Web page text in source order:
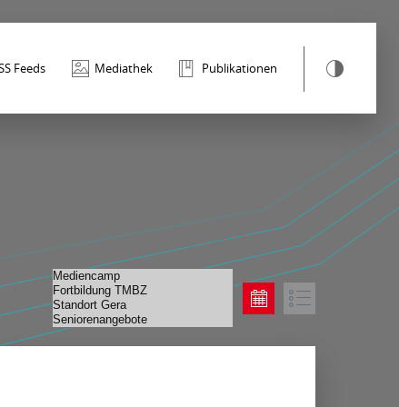
Feeds Mediathek Publikationen